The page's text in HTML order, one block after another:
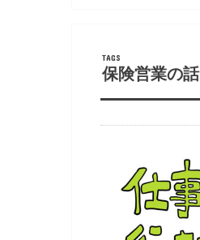
保険営業の話